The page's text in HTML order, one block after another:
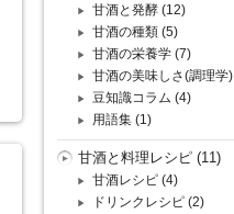
甘酒と発酵 (12)
甘酒の種類 (5)
甘酒の栄養学 (7)
甘酒の美味しさ(調理学)
豆知識コラム (4)
用語集 (1)
甘酒と料理レシピ (11)
甘酒レシピ (4)
ドリンクレシピ (2)